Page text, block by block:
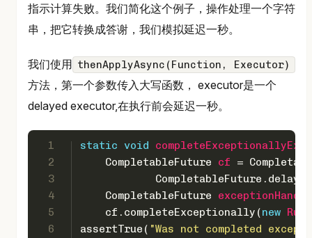
指示计算失败。我们简化这个例子，操作处理一个字符
串，把它转换成答谢，我们模拟延迟一秒。
我们使用 thenApplyAsync(Function, Executor)
方法，第一个参数传入大写函数， executor是一个
delayed executor,在执行前会延迟一秒。
1
2
3
4
5
6
static void
CompletableFuture
cf =
CompletableFuture
    cf.completeExceptionally(
new
assertTrue( "Was not completed